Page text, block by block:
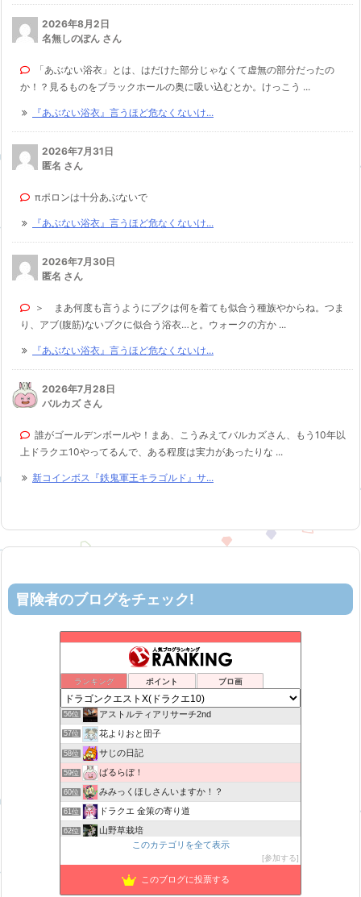
2026年8月2日
名無しのぽん さん
「あぶない浴衣」とは、はだけた部分じゃなくて虚無の部分だったの
か！？見るものをブラックホールの奥に吸い込むとか。けっこう ...
『あぶない浴衣』言うほど危なくないけ...
2026年7月31日
匿名 さん
πポロンは十分あぶないで
『あぶない浴衣』言うほど危なくないけ...
2026年7月30日
匿名 さん
＞ まあ何度も言うようにプクは何を着ても似合う種族やからね。つま
り、アブ(腹筋)ないプクに似合う浴衣…と。ウォークの方か ...
『あぶない浴衣』言うほど危なくないけ...
2026年7月28日
バルカズ さん
誰がゴールデンボールや！まあ、こうみえてバルカズさん、もう10年以
上ドラクエ10やってるんで、ある程度は実力があったりな ...
新コインボス『鉄鬼軍王キラゴルド』サ...
冒険者のブログをチェック!
ランキング ポイント ブロ画
机上の空論-DQ10エアプ日記
54位 ヨモゲーム ドラクエ10攻略ブログ
55位 カスミ心理学研究所
56位 アストルティアリサーチ2nd
57位 花よりおと団子
58位 サじの日記
59位 ばるらぼ！
60位 みみっくほしさんいますか！？
61位 ドラクエ 金策の寄り道
62位 山野草栽培
まいっちんぐ！ねるこ先生【ドラクエ】DQ
TEAM Cloud lx
このカテゴリを全て表示
参加する
このブログに投票する